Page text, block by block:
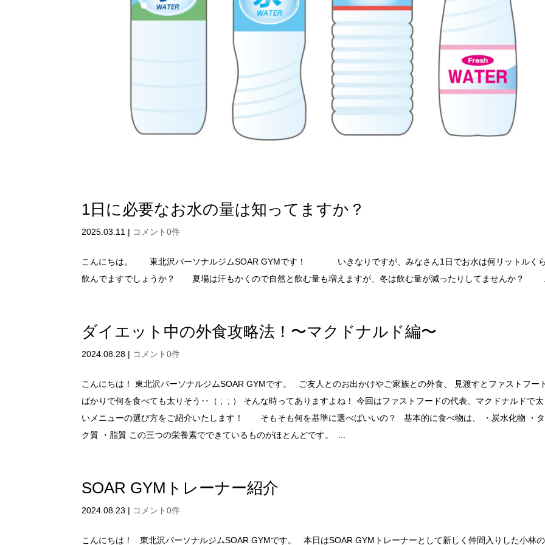
1日に必要なお水の量は知ってますか？
2025.03.11 | コメント0件
こんにちは。 東北沢パーソナルジムSOAR GYMです！ いきなりですが、みなさん1日でお水は何リットルく
飲んでますでしょうか？ 夏場は汗もかくので自然と飲む量も増えますが、冬は飲む量が減ったりしてませんか？
ダイエット中の外食攻略法！〜マクドナルド編〜
2024.08.28 | コメント0件
こんにちは！ 東北沢パーソナルジムSOAR GYMです。 ご友人とのお出かけやご家族との外食、 見渡すとファストフー
ばかりで何を食べても太りそう‥（ ; ; ） そんな時ってありますよね！ 今回はファストフードの代表、マクドナルドで太
いメニューの選び方をご紹介いたします！ そもそも何を基準に選べばいいの？ 基本的に食べ物は、 ・炭水化物 ・
ク質 ・脂質 この三つの栄養素でできているものがほとんどです。 ...
SOAR GYMトレーナー紹介
2024.08.23 | コメント0件
こんにちは！ 東北沢パーソナルジムSOAR GYMです。 本日はSOAR GYMトレーナーとして新しく仲間入りした小林